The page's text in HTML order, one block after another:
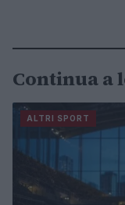
Continua a
ALTRI SPORT